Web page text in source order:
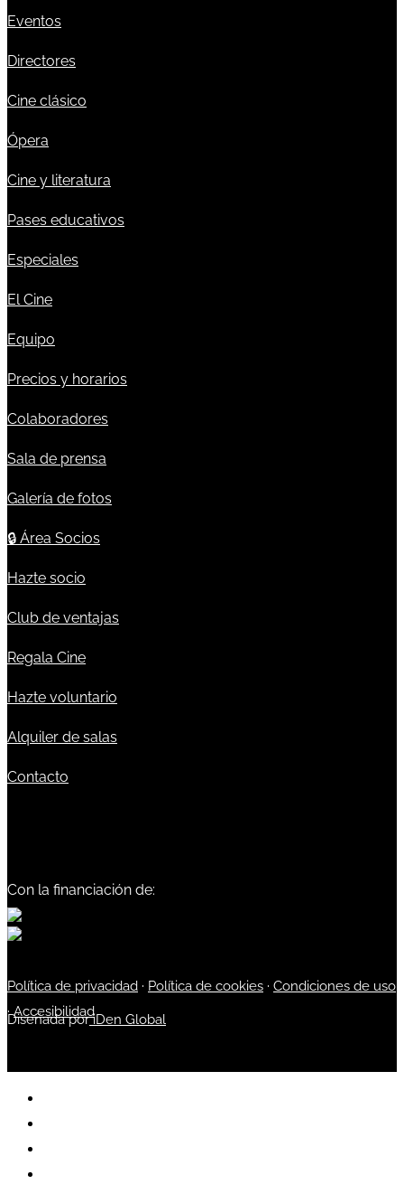
Eventos
Directores
Cine clásico
Ópera
Cine y literatura
Pases educativos
Especiales
El Cine
Equipo
Precios y horarios
Colaboradores
Sala de prensa
Galería de fotos
🔒 Área Socios
Hazte socio
Club de ventajas
Regala Cine
Hazte voluntario
Alquiler de salas
Contacto
Con la financiación de:
Política de privacidad · Política de cookies · Condiciones de uso
·Accesibilidad
Diseñada poriDen Global